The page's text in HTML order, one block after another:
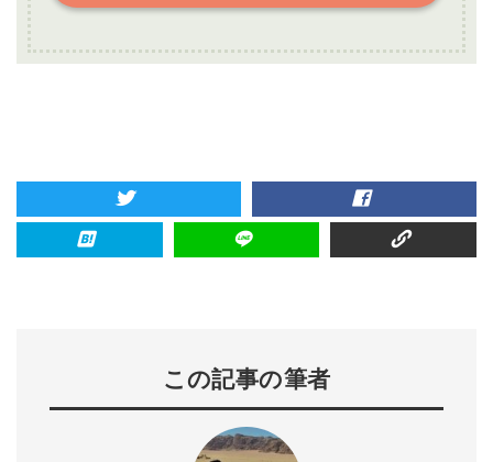
この記事の筆者